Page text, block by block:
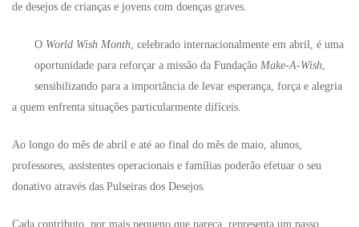
de desejos de crianças e jovens com doenças graves.
O World Wish Month, celebrado internacionalmente em abril, é uma
oportunidade para reforçar a missão da Fundação Make-A-Wish,
sensibilizando para a importância de levar esperança, força e alegria
a quem enfrenta situações particularmente difíceis.
Ao longo do mês de abril e até ao final do mês de maio, alunos,
professores, assistentes operacionais e famílias poderão efetuar o seu
donativo através das Pulseiras dos Desejos.
Cada contributo, por mais pequeno que pareça, representa um passo